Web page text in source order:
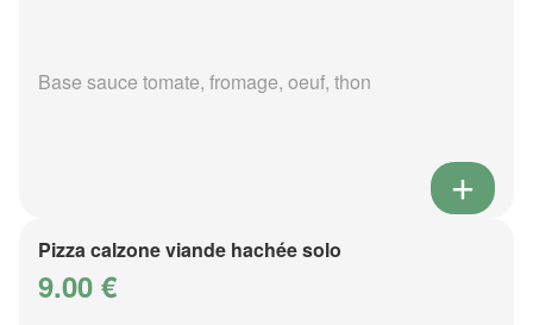
Base sauce tomate, fromage, oeuf, thon
Pizza calzone viande hachée solo
9.00 €